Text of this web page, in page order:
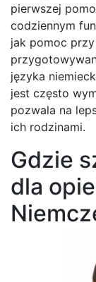
pierwszej
codziennym
jak pomoc
języka
jest często
pozwala na
ich rodzinami.
Gdzie
dla